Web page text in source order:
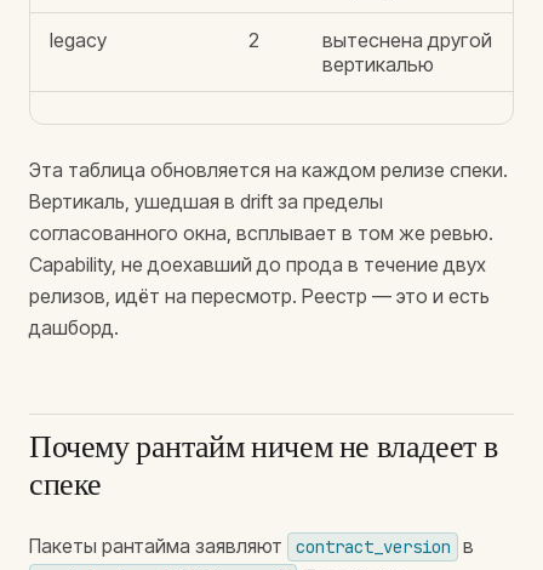
legacy 2
вытеснена другой
вертикалью
Эта таблица обновляется на каждом релизе спеки.
Вертикаль, ушедшая в drift за пределы
согласованного окна, всплывает в том же ревью.
Capability, не доехавший до прода в течение двух
релизов, идёт на пересмотр. Реестр — это и есть
дашборд.
Почему рантайм ничем не владеет в
спеке
Пакеты рантайма заявляют contract_version в